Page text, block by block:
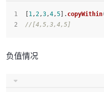
1,2,3,4,5 ]. copyWithin
//[4,5,3,4,5]
负值情况